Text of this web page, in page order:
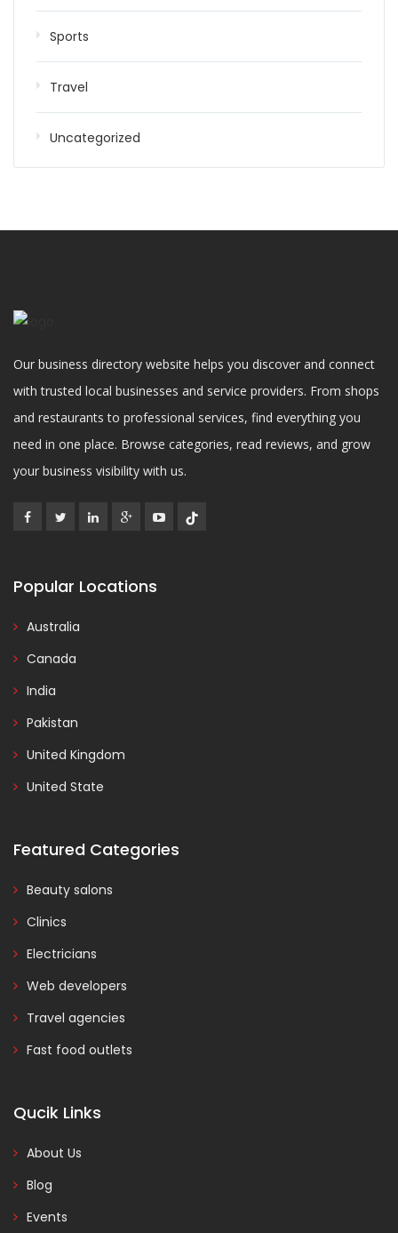
Sports
Travel
Uncategorized
Our business directory website helps you discover and connect
with trusted local businesses and service providers. From shops
and restaurants to professional services, find everything you
need in one place. Browse categories, read reviews, and grow
your business visibility with us.
Popular Locations
Australia
Canada
India
Pakistan
United Kingdom
United State
Featured Categories
Beauty salons
Clinics
Electricians
Web developers
Travel agencies
Fast food outlets
Qucik Links
About Us
Blog
Events